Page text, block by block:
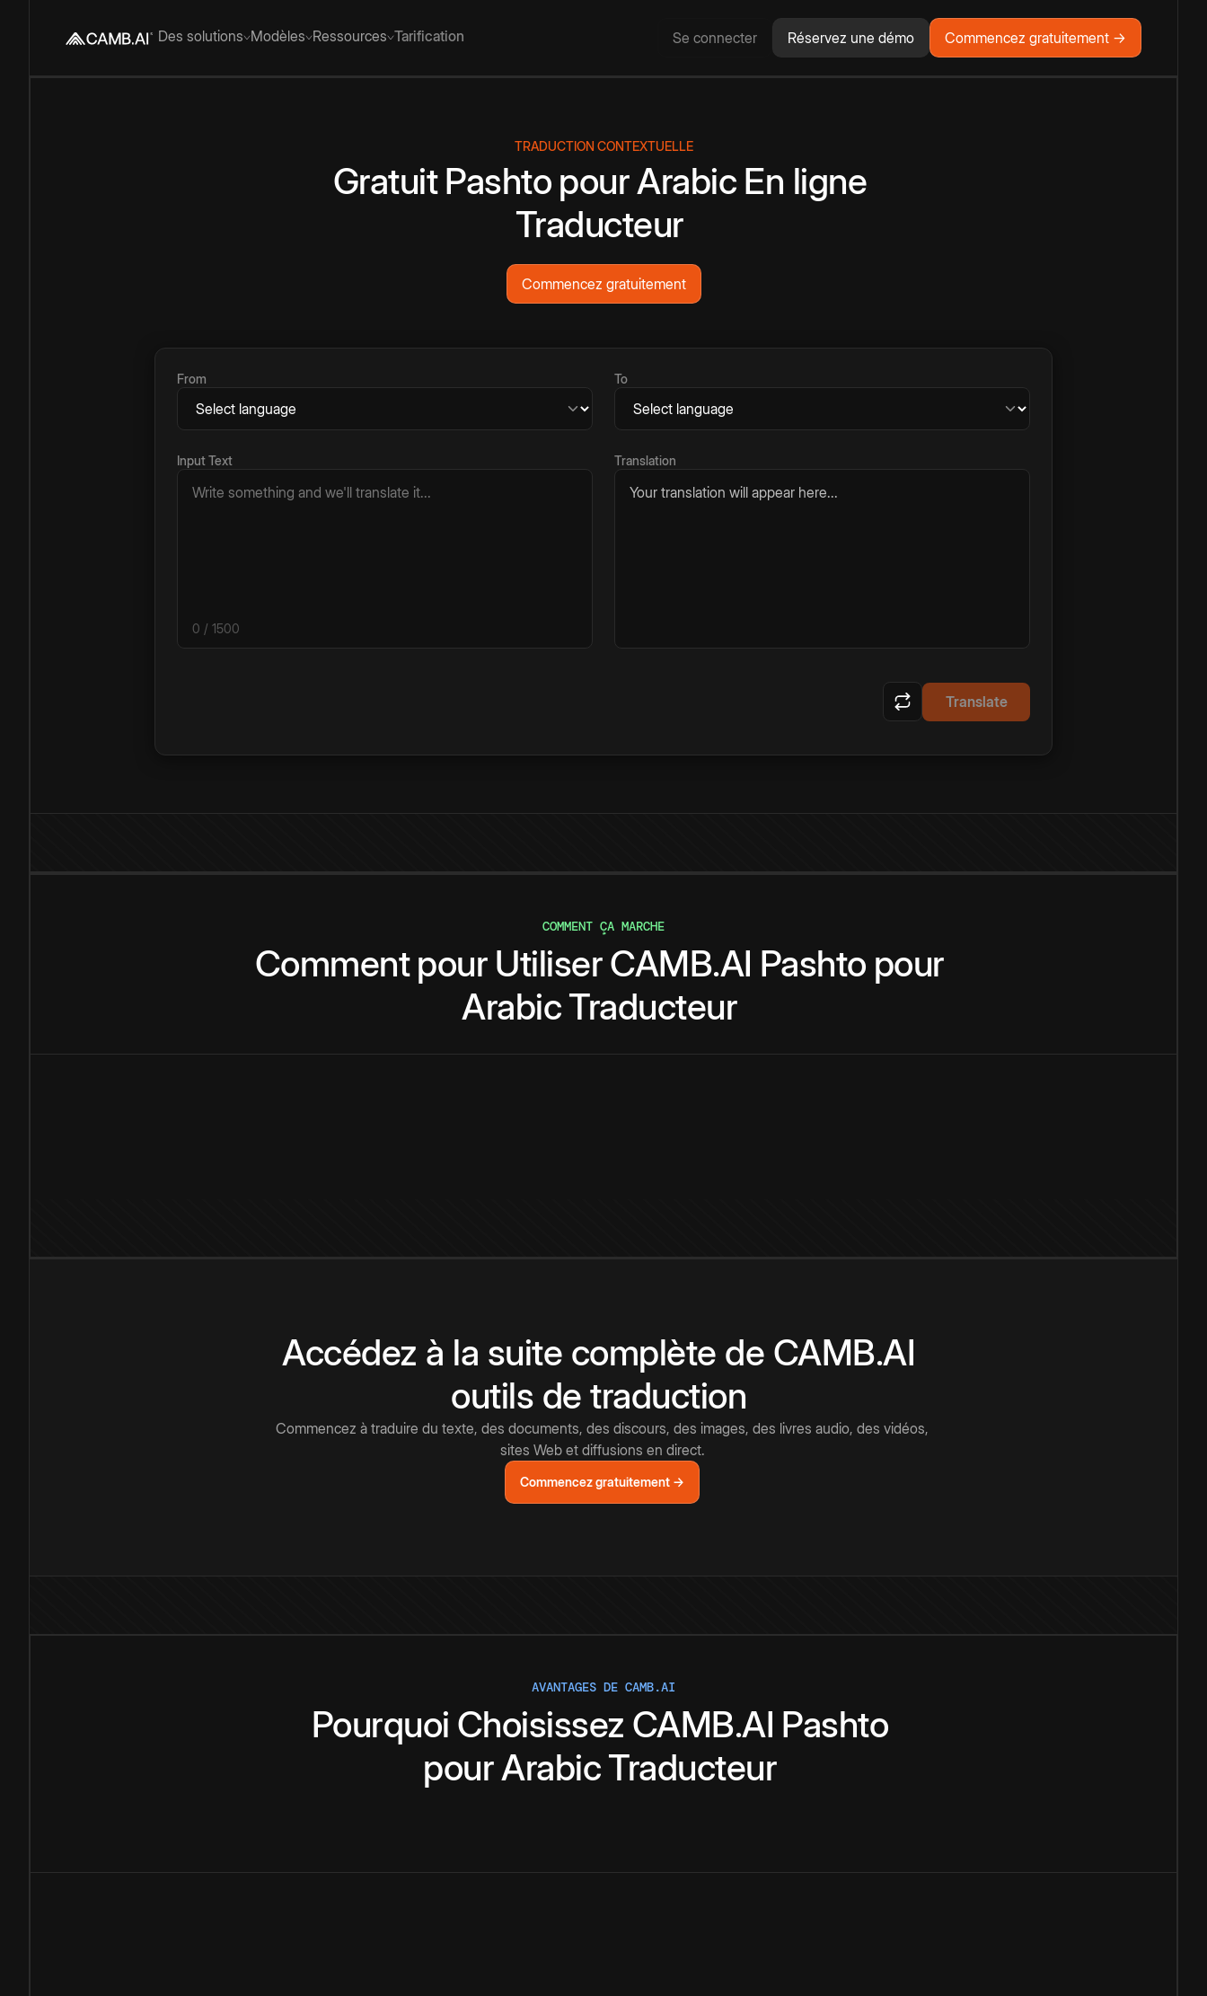
Des solutions Modèles Ressources Tarification Se connecter Réservez une démo Commencez gratuitement →
TRADUCTION CONTEXTUELLE
GratuitPashto pourArabic En ligne
Traducteur
Commencez gratuitement
From To
Input Text
0 / 1500
Translation
Your translation will appear here...
Translate
COMMENT ÇA MARCHE
Commentpour UtiliserCAMB.AI Pashto pour
ArabicTraducteur
Accédez à la suite complète de CAMB.AI
outils de traduction
Commencez à traduire du texte, des documents, des discours, des images, des livres audio, des vidéos,
sites Web et diffusions en direct.
Commencez gratuitement →
AVANTAGES DE CAMB.AI
Pourquoi Choisissez CAMB.AI Pashto
pourArabicTraducteur